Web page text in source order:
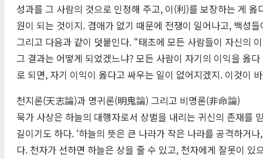
성과를 그 사람의 것으로 인정해 주고, 이(利)를 보장하는 게
원이 되는 것이지. 겸애가 없기 때문에 전쟁이 일어나고, 백성
그리고 다음과 같이 덧붙인다. “태초에 모든 사람들이 자신의
그 결과는 어떻게 되었겠느냐? 모든 사람이 자기의 이익을 옳
로 되면, 자기 이익이 옳다고 싸우는 일이 없어지겠지. 이것이
천지론(天志論)과 명귀론(明鬼論) 그리고 비명론(非命論)
묵가 사상은 하늘의 대행자로서 상벌을 내리는 귀신의 존재를
길이기도 하다. ‘하늘의 뜻은 큰 나라가 작은 나라를 공격하
다. 천자가 선하면 하늘은 상을 줄 수 있고, 천자에게 잘못이